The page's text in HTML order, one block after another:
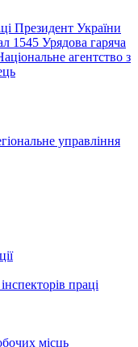
Президент України
1545 Урядова гаряча
агентство з
управління
праці
місць